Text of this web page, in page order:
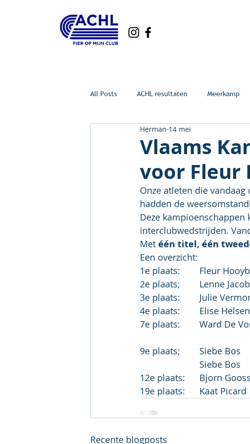
All Posts ACHL resultaten Meerkamp
Vlaams
voor Fleur
Herman 14 mei
Onze atleten die
hadden de
Deze kampioenschappen
interclubwedstrijden.
Met één titel, één
Een overzicht:
Recente blogposts